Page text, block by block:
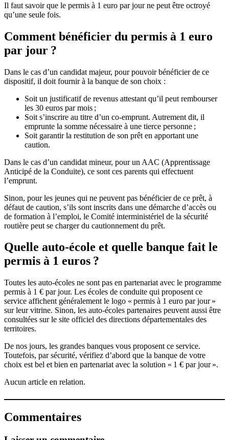
Il faut savoir que le permis à 1 euro par jour ne peut être octroyé
qu’une seule fois.
Comment bénéficier du permis à 1 euro
par jour ?
Dans le cas d’un candidat majeur, pour pouvoir bénéficier de ce
dispositif, il doit fournir à la banque de son choix :
Soit un justificatif de revenus attestant qu’il peut rembourser
les 30 euros par mois ;
Soit s’inscrire au titre d’un co-emprunt. Autrement dit, il
emprunte la somme nécessaire à une tierce personne ;
Soit garantir la restitution de son prêt en apportant une
caution.
Dans le cas d’un candidat mineur, pour un AAC (Apprentissage
Anticipé de la Conduite), ce sont ces parents qui effectuent
l’emprunt.
Sinon, pour les jeunes qui ne peuvent pas bénéficier de ce prêt, à
défaut de caution, s’ils sont inscrits dans une démarche d’accès ou
de formation à l’emploi, le Comité interministériel de la sécurité
routière peut se charger du cautionnement du prêt.
Quelle auto-école et quelle banque fait le
permis à 1 euros ?
Toutes les auto-écoles ne sont pas en partenariat avec le programme
permis à 1 € par jour. Les écoles de conduite qui proposent ce
service affichent généralement le logo « permis à 1 euro par jour »
sur leur vitrine. Sinon, les auto-écoles partenaires peuvent aussi être
consultées sur le site officiel des directions départementales des
territoires.
De nos jours, les grandes banques vous proposent ce service.
Toutefois, par sécurité, vérifiez d’abord que la banque de votre
choix est bel et bien en partenariat avec la solution « 1 € par jour ».
Aucun article en relation.
Commentaires